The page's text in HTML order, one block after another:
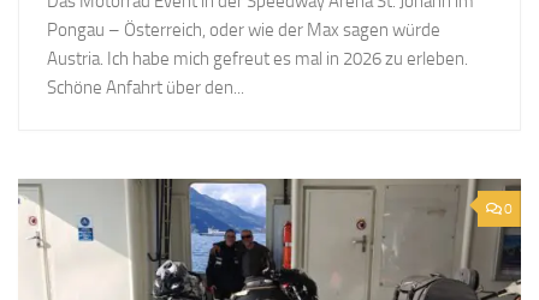
Pongau – Österreich, oder wie der Max sagen würde
Austria. Ich habe mich gefreut es mal in 2026 zu erleben.
Schöne Anfahrt über den...
0